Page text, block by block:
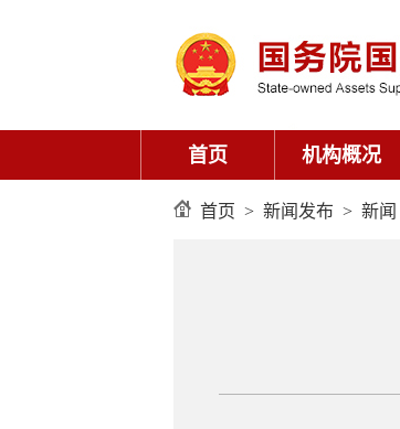
首页 机构概况
首页 > 新闻发布 > 新闻